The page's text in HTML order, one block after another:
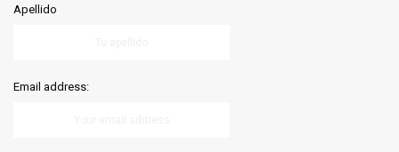
Apellido
Email address: